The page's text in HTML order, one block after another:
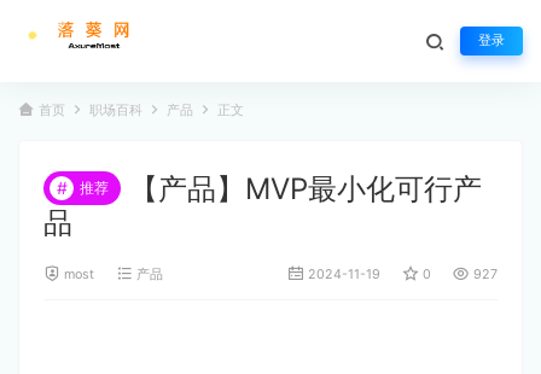
登录
首页 职场百科 产品 正文
# 推荐
【产品】MVP最小化可行产
品
most 产品 2024-11-19 0 927